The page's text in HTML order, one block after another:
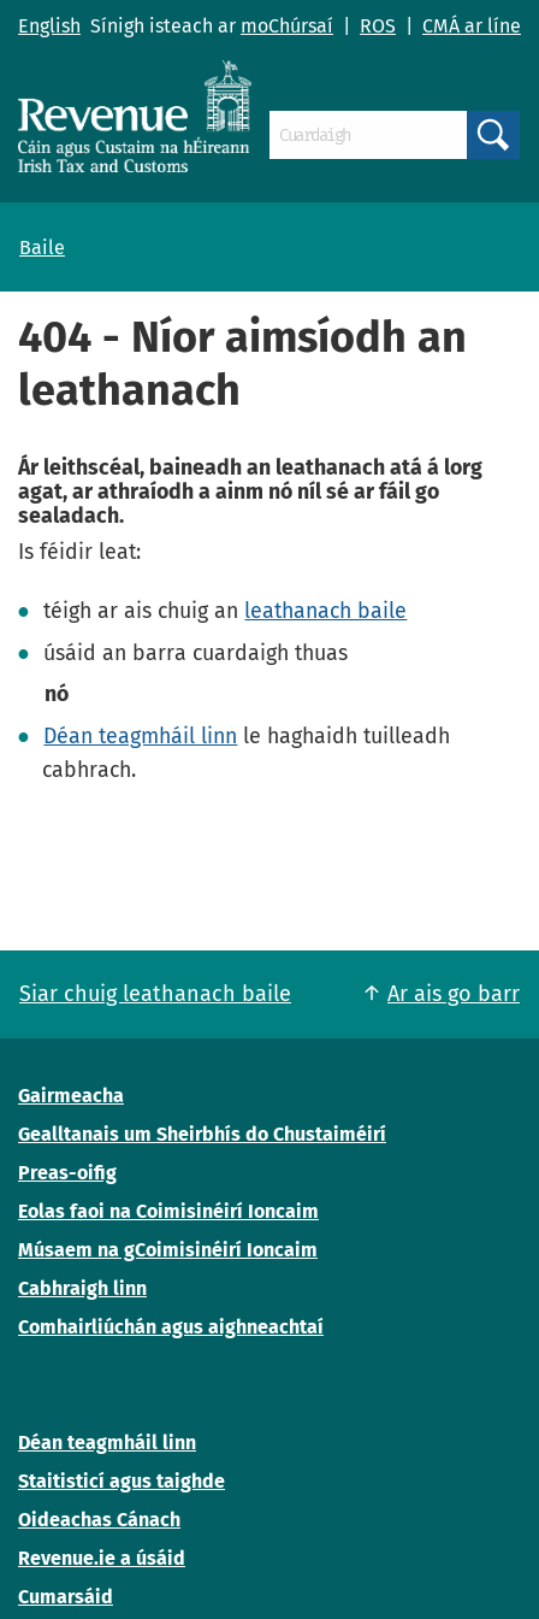
English Sínigh isteach ar moChúrsaí ROS CMÁ ar líne
Baile
404 - Níor aimsíodh an
leathanach
Ár leithscéal, baineadh an leathanach atá á lorg
agat, ar athraíodh a ainm nó níl sé ar fáil go
sealadach.
Is féidir leat:
téigh ar ais chuig an leathanach baile
úsáid an barra cuardaigh thuas
nó
Déan teagmháil linn le haghaidh tuilleadh
cabhrach.
Siar chuig leathanach baile Ar ais go barr
Gairmeacha
Gealltanais um Sheirbhís do Chustaiméirí
Preas-oifig
Eolas faoi na Coimisinéirí Ioncaim
Músaem na gCoimisinéirí Ioncaim
Cabhraigh linn
Comhairliúchán agus aighneachtaí
Déan teagmháil linn
Staitisticí agus taighde
Oideachas Cánach
Revenue.ie a úsáid
Cumarsáid